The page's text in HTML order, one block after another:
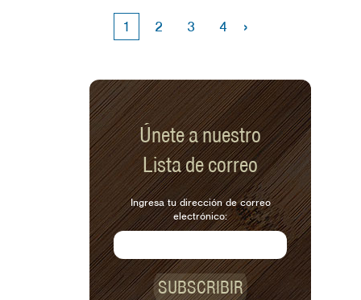
algunos que disfruto!
1 2 3 4 ›
Únete a nuestro
Lista de correo
Ingresa tu dirección de correo
electrónico:
SUBSCRIBIR